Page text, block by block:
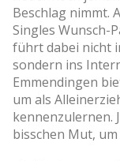
Beschlag nimmt.
Singles Wunsch-
führt dabei nicht
sondern ins
Emmendingen
um als
kennenzulernen.
bisschen Mut,